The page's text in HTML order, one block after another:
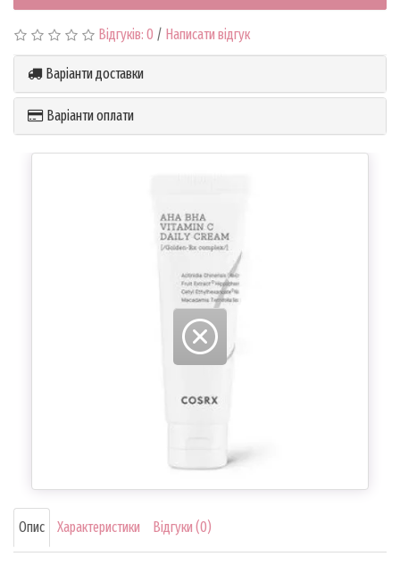
Відгуків: 0 / Написати відгук
Варіанти доставки
Варіанти оплати
Опис Характеристики Відгуки (0)